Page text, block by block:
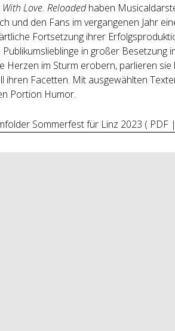
Love. Reloadedhaben
und den Fans im vergangenen Jahr
Fortsetzung ihrer
Publikumslieblinge in großer
Herzen im Sturm erobern, parlieren
ihren Facetten. Mit ausgewählten
Portion Humor.
Sommerfest für Linz 2023 ( PDF